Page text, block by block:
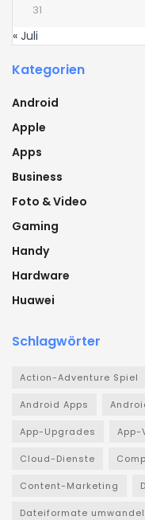
31
« Juli
Kategorien
Android
Apple
Apps
Business
Foto & Video
Gaming
Handy
Hardware
Huawei
Schlagwörter
Action-Adventure Spiel
Android Apps
App-Upgrades App-
Cloud-Dienste
Content-Marketing
Dateiformate